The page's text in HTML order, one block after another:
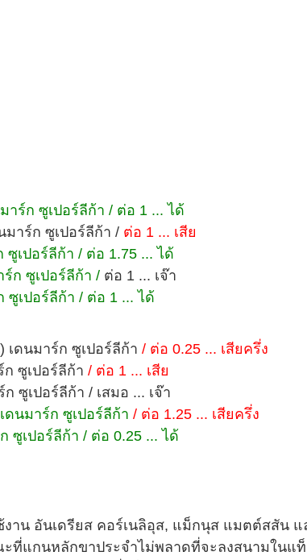
าร์ก ซูเปอร์ลีก้า / ต่อ 1 ... ได้
มาร์ก ซูเปอร์ลีก้า / ต่อ 1 ... เสีย
ซูเปอร์ลีก้า / ต่อ 1.75 ... ได้
ร์ก ซูเปอร์ลีก้า / ต่อ 1 ... เจ๊า
ซูเปอร์ลีก้า / ต่อ 1 ... ได้
เดนมาร์ก ซูเปอร์ลีก้า / ต่อ 0.25 ... เสียครึ่ง
ก ซูเปอร์ลีก้า / ต่อ 1 ... เสีย
ซูเปอร์ลีก้า / เสมอ ... เจ๊า
ดนมาร์ก ซูเปอร์ลีก้า / ต่อ 1.25 ... เสียครึ่ง
ซูเปอร์ลีก้า / ต่อ 0.25 ... ได้
งาน อันเดรียส คอร์เนลิอุส, แม็กนุส แมตต์สสัน แ
ที่แกนหลักขาประจำไม่พลาดที่จะลงสนามในแ